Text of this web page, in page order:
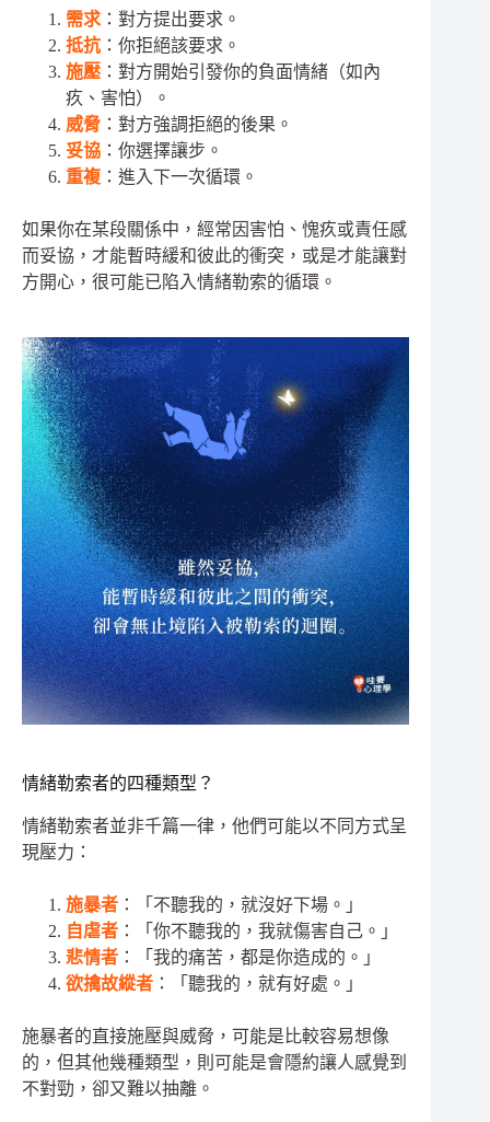
需求 ：對方提出要求。
抵抗 ：你拒絕該要求。
施壓 ：對方開始引發你的負面情緒（如內
疚、害怕）。
威脅 ：對方強調拒絕的後果。
妥協 ：你選擇讓步。
重複 ：進入下一次循環。
如果你在某段關係中，經常因害怕、愧疚或責任感
而妥協，才能暫時緩和彼此的衝突，或是才能讓對
方開心，很可能已陷入情緒勒索的循環。
情緒勒索者的四種類型？
情緒勒索者並非千篇一律，他們可能以不同方式呈
現壓力：
施暴者 ：「不聽我的，就沒好下場。」
自虐者 ：「你不聽我的，我就傷害自己。」
悲情者 ：「我的痛苦，都是你造成的。」
欲擒故縱者 ：「聽我的，就有好處。」
施暴者的直接施壓與威脅，可能是比較容易想像
的，但其他幾種類型，則可能是會隱約讓人感覺到
不對勁，卻又難以抽離。